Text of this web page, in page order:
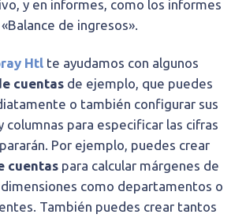
y en informes, como los informes
«Balance de ingresos».
Htlte ayudamos con algunos
cuentas de ejemplo, que puedes
o también configurar sus
columnas para especificar las cifras
Por ejemplo, puedes crear
cuentaspara calcular márgenes de
como departamentos o
También puedes crear tantos